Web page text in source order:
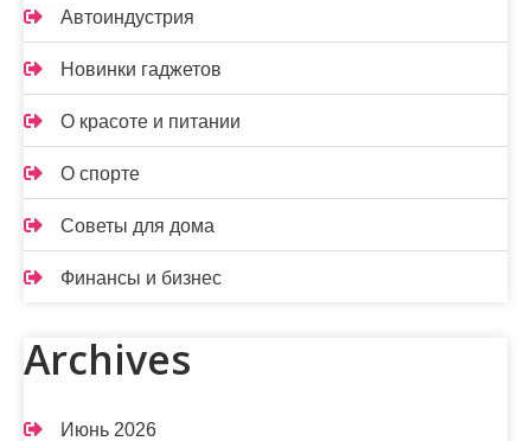
Автоиндустрия
Новинки гаджетов
О красоте и питании
О спорте
Советы для дома
Финансы и бизнес
Archives
Июнь 2026